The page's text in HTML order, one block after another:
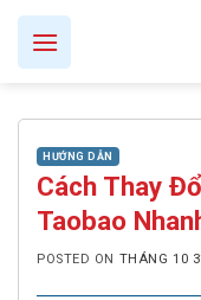
Skip
content
HƯỚNG DẪN
Cách Thay
Taobao
POSTED ON THÁNG 10